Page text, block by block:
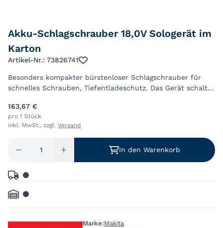
Akku-Schlagschrauber 18,0V Sologerät im
Karton
Artikel-Nr.: 73826741
Besonders kompakter bürstenloser Schlagschrauber für
schnelles Schrauben, Tiefentladeschutz. Das Gerät schaltet
Sehr handlicher, kurzer S...
163,67 €
pro 1 Stück
inkl. MwSt., zzgl. Versand
In den Warenkorb
Marke:Makita